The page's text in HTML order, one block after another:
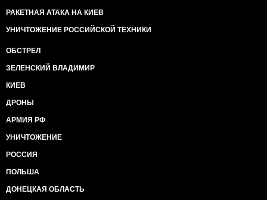
РАКЕТНАЯ АТАКА НА КИЕВ
УНИЧТОЖЕНИЕ РОССИЙСКОЙ ТЕХНИКИ
ОБСТРЕЛ
ЗЕЛЕНСКИЙ ВЛАДИМИР
КИЕВ
ДРОНЫ
АРМИЯ РФ
УНИЧТОЖЕНИЕ
РОССИЯ
ПОЛЬША
ДОНЕЦКАЯ ОБЛАСТЬ